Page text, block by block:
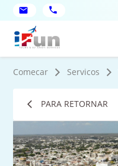
Comecar Servicos
PARA RETORNAR